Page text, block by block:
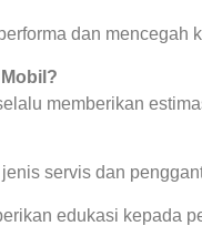
dan mencegah
memberikan
servis dan
edukasi kepada